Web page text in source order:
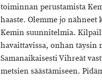
toiminnan perustamista
haaste. Olemme jo
Kemin suunnitelmia.
havaittavissa, onhan täysin
Samanaikaisesti Vihreät
metsien säästämiseen.